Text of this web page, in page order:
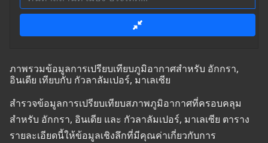
ภาพรวมข้อมูลการเปรียบเทียบภูมิอากาศสำหรับ อักกรา,
อินเดีย เทียบกับ กัวลาลัมเปอร์, มาเลเซีย
สำรวจข้อมูลการเปรียบเทียบสภาพภูมิอากาศที่ครอบคลุม
สำหรับ อักกรา, อินเดีย และ กัวลาลัมเปอร์, มาเลเซีย ตาราง
รายละเอียดนี้ให้ข้อมูลเชิงลึกที่มีคุณค่าเกี่ยวกับการ